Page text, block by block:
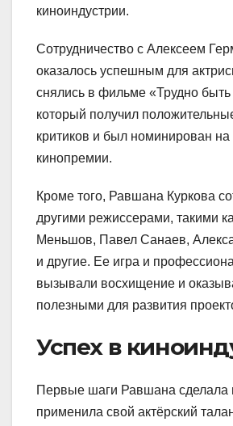
киноиндустрии.
Сотрудничество с Алексеем
оказалось успешным для
снялись в фильме «Трудно быть
который получил
критиков и был номинирован
кинопремии.
Кроме того, Равшана Куркова
другими режиссерами, такими
Меньшов, Павел Санаев,
и другие. Ее игра и
вызывали восхищение и
полезными для развития
Успех в
Первые шаги Равшана сделала
применила свой актёрский